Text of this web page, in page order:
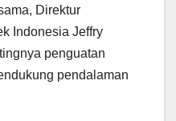
Direktur
Indonesia Jeffry
penguatan
pendalaman